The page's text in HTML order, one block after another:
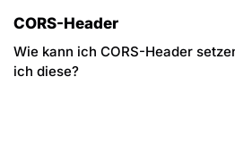
CORS-Header
Wie kann ich CORS-Header
ich diese?